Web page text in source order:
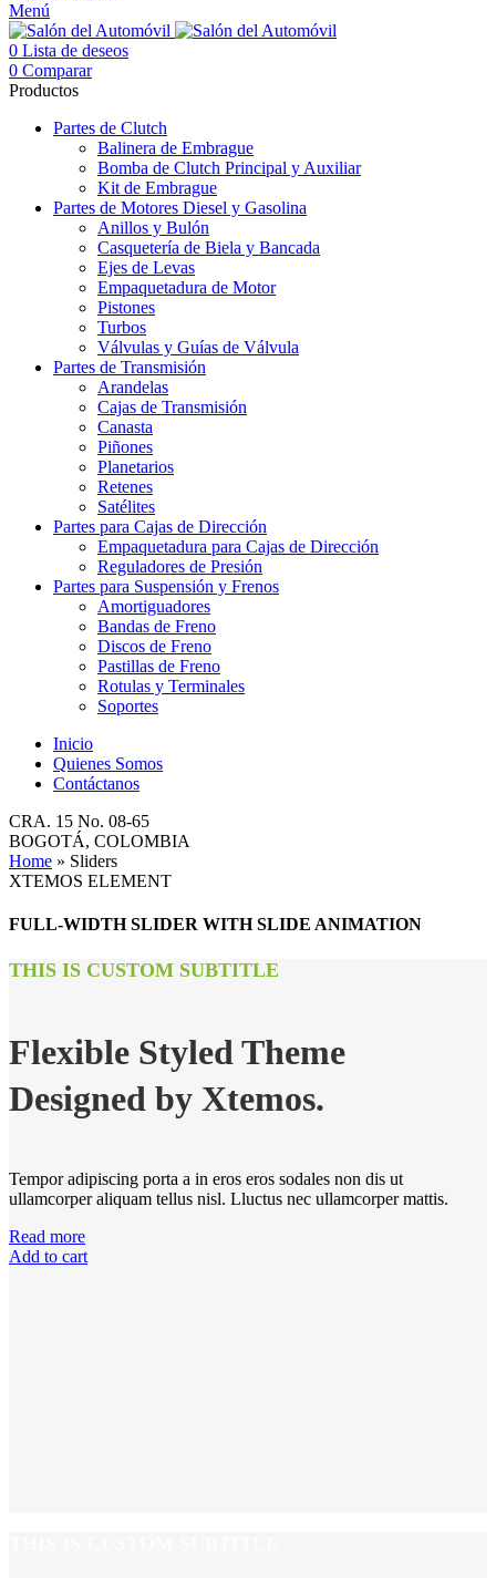
Menú
0 Lista de deseos
0 Comparar
Productos
Partes de Clutch
Balinera de Embrague
Bomba de Clutch Principal y Auxiliar
Kit de Embrague
Partes de Motores Diesel y Gasolina
Anillos y Bulón
Casquetería de Biela y Bancada
Ejes de Levas
Empaquetadura de Motor
Pistones
Turbos
Válvulas y Guías de Válvula
Partes de Transmisión
Arandelas
Cajas de Transmisión
Canasta
Piñones
Planetarios
Retenes
Satélites
Partes para Cajas de Dirección
Empaquetadura para Cajas de Dirección
Reguladores de Presión
Partes para Suspensión y Frenos
Amortiguadores
Bandas de Freno
Discos de Freno
Pastillas de Freno
Rotulas y Terminales
Soportes
Inicio
Quienes Somos
Contáctanos
CRA. 15 No. 08-65
BOGOTÁ, COLOMBIA
Home » Sliders
XTEMOS ELEMENT
FULL-WIDTH SLIDER WITH SLIDE ANIMATION
THIS IS CUSTOM SUBTITLE
Flexible Styled Theme
Designed by Xtemos.
Tempor adipiscing porta a in eros eros sodales non dis ut
ullamcorper aliquam tellus nisl. Lluctus nec ullamcorper mattis.
Read more
Add to cart